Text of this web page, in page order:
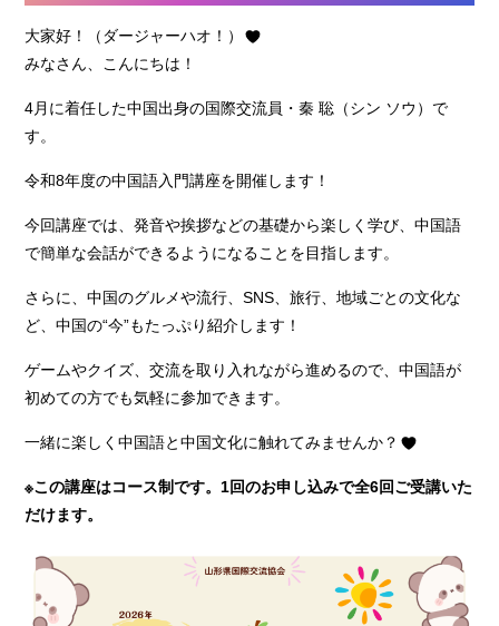
大家好！（ダージャーハオ！）
みなさん、こんにちは！
4月に着任した中国出身の国際交流員・秦 聡（シン ソウ）で
す。
令和8年度の中国語入門講座を開催します！
今回講座では、発音や挨拶などの基礎から楽しく学び、中国語
で簡単な会話ができるようになることを目指します。
さらに、中国のグルメや流行、SNS、旅行、地域ごとの文化な
ど、中国の“今”もたっぷり紹介します！
ゲームやクイズ、交流を取り入れながら進めるので、中国語が
初めての方でも気軽に参加できます。
一緒に楽しく中国語と中国文化に触れてみませんか？
※この講座はコース制です。1回のお申し込みで全6回ご受講いた
だけます。